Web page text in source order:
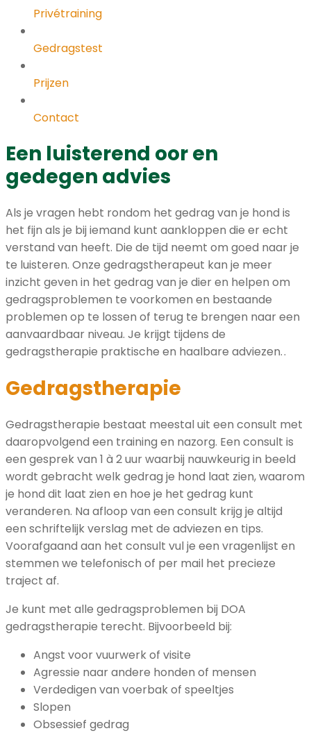
Privétraining
Gedragstest
Prijzen
Contact
Een luisterend oor en
gedegen advies
Als je vragen hebt rondom het gedrag van je hond is
het fijn als je bij iemand kunt aankloppen die er echt
verstand van heeft. Die de tijd neemt om goed naar je
te luisteren. Onze gedragstherapeut kan je meer
inzicht geven in het gedrag van je dier en helpen om
gedragsproblemen te voorkomen en bestaande
problemen op te lossen of terug te brengen naar een
aanvaardbaar niveau. Je krijgt tijdens de
gedragstherapie praktische en haalbare adviezen. .
Gedragstherapie
Gedragstherapie bestaat meestal uit een consult met
daaropvolgend een training en nazorg. Een consult is
een gesprek van 1 à 2 uur waarbij nauwkeurig in beeld
wordt gebracht welk gedrag je hond laat zien, waarom
je hond dit laat zien en hoe je het gedrag kunt
veranderen. Na afloop van een consult krijg je altijd
een schriftelijk verslag met de adviezen en tips.
Voorafgaand aan het consult vul je een vragenlijst en
stemmen we telefonisch of per mail het precieze
traject af.
Je kunt met alle gedragsproblemen bij DOA
gedragstherapie terecht. Bijvoorbeeld bij:
Angst voor vuurwerk of visite
Agressie naar andere honden of mensen
Verdedigen van voerbak of speeltjes
Slopen
Obsessief gedrag